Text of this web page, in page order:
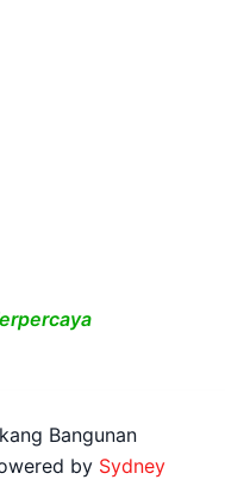
Bangunan
by Sydney